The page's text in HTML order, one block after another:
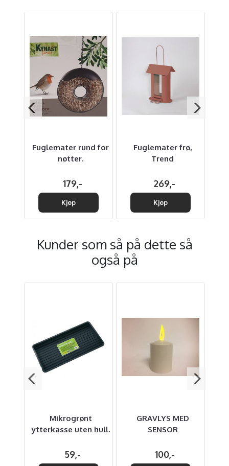
Fuglemater rund for
nøtter.
179,-
Kjøp
Fuglemater frø,
Trend
269,-
Kjøp
Kunder som så på dette så
også på
Mikrogrønt
ytterkasse uten hull.
59,-
GRAVLYS MED
SENSOR
100,-